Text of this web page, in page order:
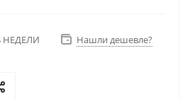
НЕДЕЛИ Нашли дешевле?